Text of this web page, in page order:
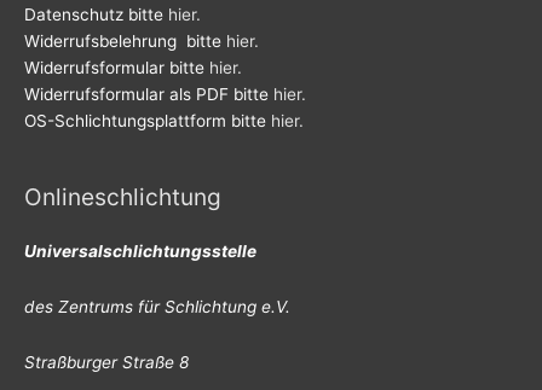
Datenschutz bitte hier.
Widerrufsbelehrung bitte hier.
Widerrufsformular bitte hier.
Widerrufsformular als PDF bitte hier.
OS-Schlichtungsplattform bitte hier.
Onlineschlichtung
Universalschlichtungsstelle
des Zentrums für Schlichtung e.V.
Straßburger Straße 8